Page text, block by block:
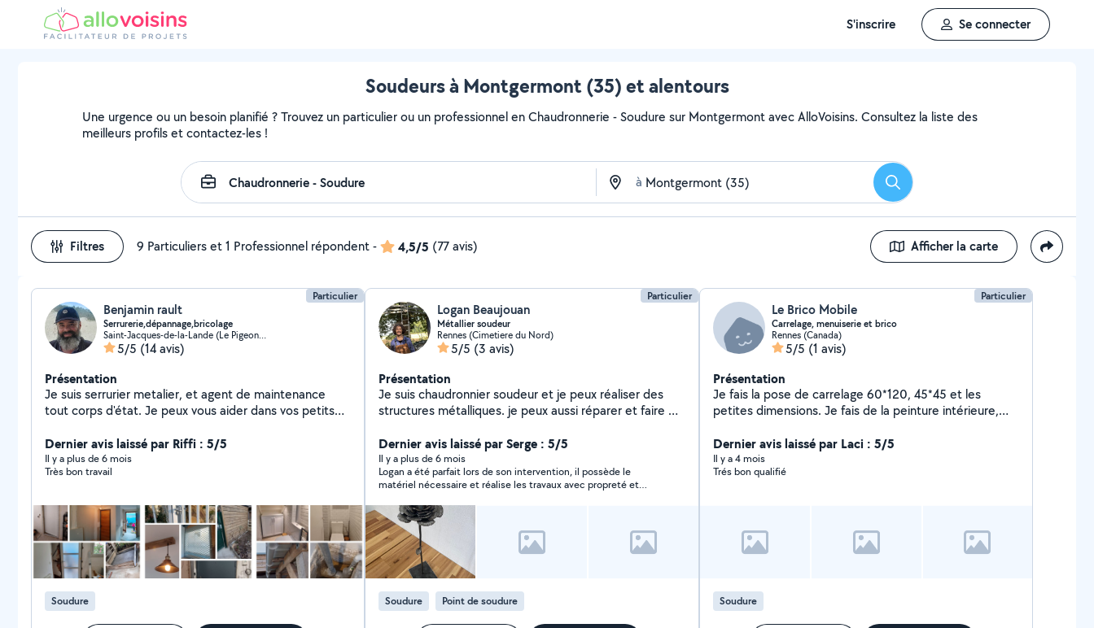
S'inscrire Se connecter
Soudeurs à Montgermont (35) et alentours
Une urgence ou un besoin planifié ? Trouvez un particulier ou un professionnel en Chaudronnerie - Soudure sur Montgermont avec AlloVoisins. Consultez la liste des
meilleurs profils et contactez-les !
à Rechercher
Filtres 9 Particuliers et 1 Professionnel répondent- 4,5/5 (77 avis) Afficher la carte
Particulier
Benjamin rault
Serrurerie,dépannage,bricolage
Saint-Jacques-de-la-Lande (Le Pigeon Blanc)
5/5 (14 avis)
Présentation
Je suis serrurier metalier, et agent de maintenance
tout corps d'état. Je peux vous aider dans vos petits
Dernier avis laissé par Riffi : 5/5
Il y a plus de 6 mois
Très bon travail
Soudure
Particulier
Logan Beaujouan
Métallier soudeur
Rennes (Cimetiere du Nord)
5/5 (3 avis)
Présentation
Je suis chaudronnier soudeur et je peux réaliser des
structures métalliques. je peux aussi réparer et faire du
métaux acier inox aluminium . je dispose d'un atelier et
d'outils mais également un grand utilitaire 10 m3 qui
peut servir pour déplacer du mobilier . Je fais
également des formations de soudure MiG/ MAG
(semi automatique )+MMA ( soudure a l'arc ) + TIG .
Pour plus d'infos n'hésitez pas à me contacter
Instagram : logansoudedurement Site internet :
soudurennaise
Dernier avis laissé par Serge : 5/5
Il y a plus de 6 mois
Logan a été parfait lors de son intervention, il possède le
matériel nécessaire et réalise les travaux avec propreté et
Soudure Point de soudure
Particulier
Le Brico Mobile
Carrelage, menuiserie et brico
Rennes (Canada)
5/5 (1 avis)
Présentation
Je fais la pose de carrelage 60*120, 45*45 et les
petites dimensions. Je fais de la peinture intérieure,
bois, aluminium, acier ( porte des garages, Abri jardin,
pergola, porte motorisée et portail motorisé, verrière
de séparation, escalier...) Montage des meubles
Dernier avis laissé par Laci : 5/5
Il y a 4 mois
Trés bon qualifié
Soudure